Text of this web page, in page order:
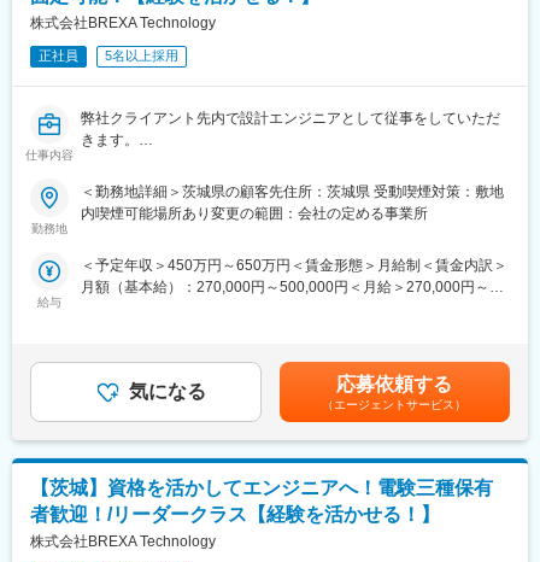
（1）-2：リニューアルするエスカレーターまたは改造・修理部品
の設計
（2）-2：上記の機械設計・製図および部品手配業務
■働く環境/当社の特徴：
・全社月平均残業時間：20時間程度
・キャリアサポート制度充実：社内に専属のカウンセラーがお
り、プロジェクト、働き方など相談できる環境がございます。
・手厚い福利厚生：配属先への勤務に伴う引っ越し費用に関して
は、会社が全額負担します。家賃補助の金額に関して、6万円（家
■福利厚生「SS&CU制度」：
エンジニア（技術社員）を対象に、キャリアチェンジを支援する
制度です。U・Iターンしたい、上流工程へ挑戦したいなど転職に
ともなうリスクを気にすることなく、社内で自分の新しいキャリ
アを形成し、可能性を広げることが可能です。シフトしたことに
よって上がった派遣料金が一定基準を超えた場合、給与に還元し
ております。
株式会社BREXA Technology
正社員 5名以上採用
仕事内容
弊社クライアント先内で設計エンジニアとして従事をしていただ
きます。
スとなります。
そのため、多種多様なプロジェクトが進行している為今までの経
~ご経験を活かすフィールドあり！／年間休日123日・残業時間20
時間程度／定年65歳・エンジニア定着率90％以上長期就業環境あ
■業務内容
【主な想定業務内容（想定プロジェクト）】
・ケーブルハーネス製品、コネクタ製品類に対する設計/検討
・熱交換器部品（ラジエータ、EGRクーラ、オイルクーラ、イン
タークーラ、等）の設計
・自動車部品に関わる設計業務全般
・工業製品の機械設計及び3D・図面データ作成
・筐体設計（樹脂・板金）
・駆動装置設計
勤務地
＜勤務地詳細＞茨城県の顧客先住所：茨城県 受動喫煙対策：敷地
内喫煙可能場所あり変更の範囲：会社の定める事業所
給与
＜予定年収＞450万円～650万円＜賃金形態＞月給制＜賃金内訳＞
月額（基本給）：270,000円～500,000円＜月給＞270,000円～
の金額であり、選考を通じて上下する可能性があります。月給(月
額)は固定手当を含めた表記です。
気になる 応募依頼する
（エージェントサービス）
【茨城】資格を活かしてエンジニアへ！電験三種保有
者歓迎！/リーダークラス【経験を活かせる！】
株式会社BREXA Technology